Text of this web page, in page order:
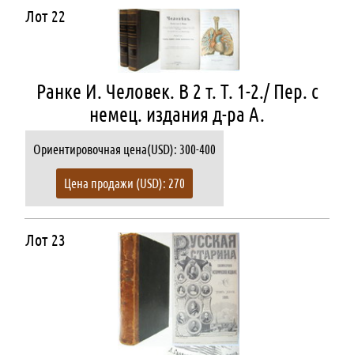
Лот 22
Ранке И. Человек. В 2 т. Т. 1-2./ Пер. с
немец. издания д-ра А.
Ориентировочная цена(USD): 300-400
Цена продажи (USD): 270
Лот 23